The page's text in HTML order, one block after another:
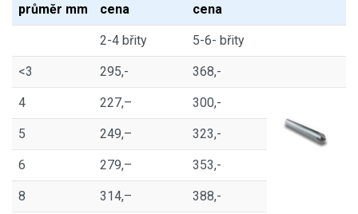
průměr mm cena cena
2-4 břity 5-6- břity
<3 295,- 368,-
4 227,– 300,-
5 249,– 323,-
6 279,– 353,-
8 314,– 388,-